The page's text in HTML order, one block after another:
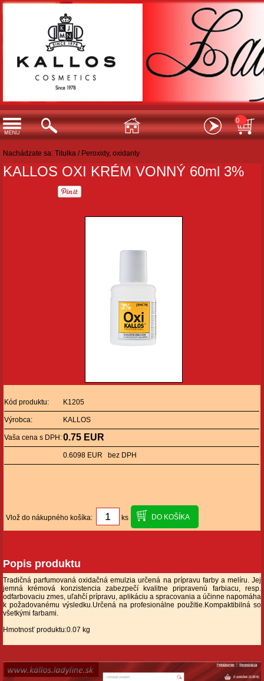
0
Nachádzate sa: Titulka / Peroxidy, oxidanty
KALLOS OXI KRÉM VONNÝ 60ml 3%
Kód produktu: K1205
Výrobca: KALLOS
Vaša cena s DPH:0.75 EUR
0.6098 EUR bez DPH
Vlož do nákupného košíka: ks
Popis produktu
Tradičná parfumovaná oxidačná emulzia určená na prípravu farby a melíru. Jej
jemná krémová konzistencia zabezpečí kvalitne pripravenú farbiacu, resp.
odfarbovaciu zmes, uľahčí prípravu, aplikáciu a spracovania a účinne napomáha
k požadovanému výsledku.Určená na profesionálne použitie.Kompaktibilná so
všetkými farbami.
Hmotnosť produktu:0.07 kg